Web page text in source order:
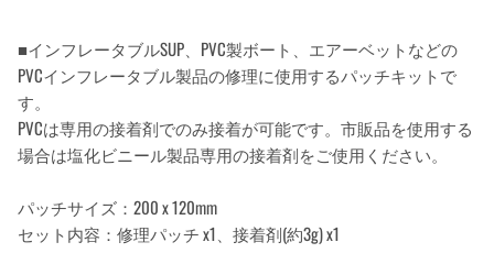
■インフレータブルSUP、PVC製ボート、エアーベットなどの
PVCインフレータブル製品の修理に使用するパッチキットで
す。
PVCは専用の接着剤でのみ接着が可能です。市販品を使用する
場合は塩化ビニール製品専用の接着剤をご使用ください。
パッチサイズ：200 x 120mm
セット内容：修理パッチ x1、接着剤(約3g) x1